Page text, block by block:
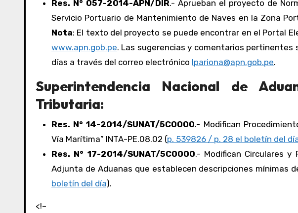
Res. N° 057-2014-APN/DIR.- Aprueban el proyecto de
Servicio Portuario de Mantenimiento de Naves en la Zona
Nota: El texto del proyecto se puede encontrar en el Portal
www.apn.gob.pe. Las sugerencias y comentarios
días a través del correo electrónico lpariona@apn.gob.pe.
Superintendencia Nacional de
Tributaria:
Res. N° 14-2014/SUNAT/5C0000.- Modifican
Vía Marítima” INTA-PE.08.02 (p. 539826 / p. 28 el boletín del
Res. N° 17-2014/SUNAT/5C0000.- Modifican Circulares y
Adjunta de Aduanas que establecen descripciones mínimas
boletín del día).
<!–